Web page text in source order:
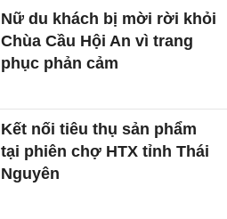
Nữ du khách bị mời rời khỏi
Chùa Cầu Hội An vì trang
phục phản cảm
Kết nối tiêu thụ sản phẩm
tại phiên chợ HTX tỉnh Thái
Nguyên